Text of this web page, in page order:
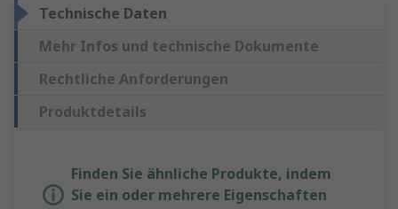
Technische Daten
Mehr Infos und technische Dokumente
Rechtliche Anforderungen
Produktdetails
Finden Sie ähnliche Produkte, indem
Sie ein oder mehrere Eigenschaften